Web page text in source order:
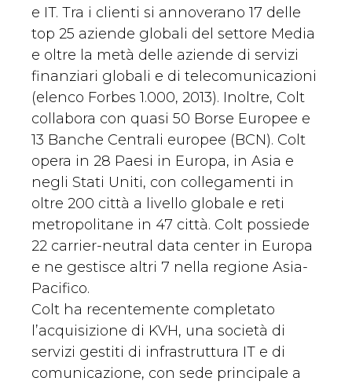
e IT. Tra i clienti si annoverano 17 delle
top 25 aziende globali del settore Media
e oltre la metà delle aziende di servizi
finanziari globali e di telecomunicazioni
(elenco Forbes 1.000, 2013). Inoltre, Colt
collabora con quasi 50 Borse Europee e
13 Banche Centrali europee (BCN). Colt
opera in 28 Paesi in Europa, in Asia e
negli Stati Uniti, con collegamenti in
oltre 200 città a livello globale e reti
metropolitane in 47 città. Colt possiede
22 carrier-neutral data center in Europa
e ne gestisce altri 7 nella regione Asia-
Pacifico.
Colt ha recentemente completato
l’acquisizione di KVH, una società di
servizi gestiti di infrastruttura IT e di
comunicazione, con sede principale a